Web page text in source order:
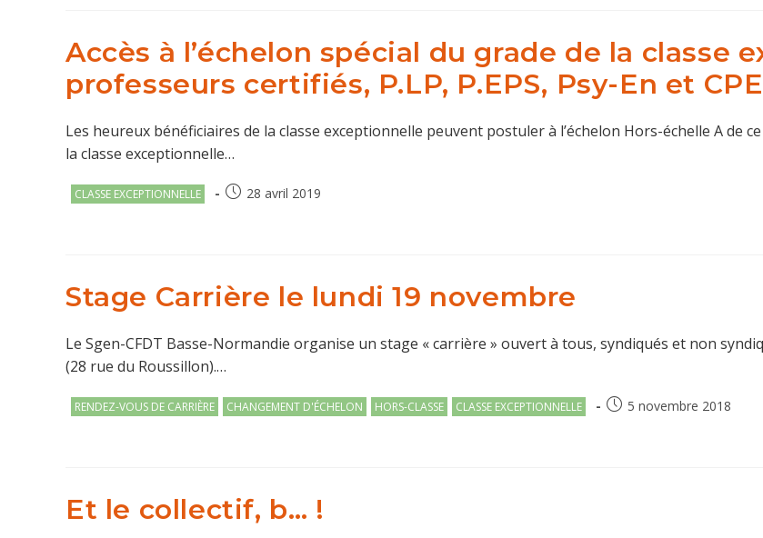
Accès à l’échelon spécial du grade de la classe
professeurs certifiés, P.LP, P.EPS, Psy-En et
Les heureux bénéficiaires de la classe exceptionnelle peuvent postuler à l’échelon Hors-échelle A de
la classe exceptionnelle…
Post
CLASSE EXCEPTIONNELLE
Publication
28 avril 2019
Stage Carrière le lundi 19 novembre
Le Sgen-CFDT Basse-Normandie organise un stage « carrière » ouvert à tous, syndiqués et non
(28 rue du Roussillon).…
Post
RENDEZ-VOUS DE CARRIÈRE CHANGEMENT D'ÉCHELON HORS-CLASSE CLASSE EXCEPTIONNELLE
Publication
5 novembre 2018
Et le collectif, b… !